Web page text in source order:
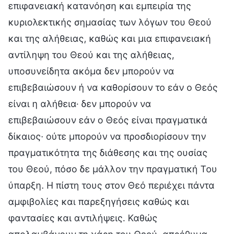
επιφανειακή κατανόηση και εμπειρία της
κυριολεκτικής σημασίας των λόγων του Θεού
και της αλήθειας, καθώς και μια επιφανειακή
αντίληψη του Θεού και της αλήθειας,
υποσυνείδητα ακόμα δεν μπορούν να
επιβεβαιώσουν ή να καθορίσουν το εάν ο Θεός
είναι η αλήθεια· δεν μπορούν να
επιβεβαιώσουν εάν ο Θεός είναι πραγματικά
δίκαιος· ούτε μπορούν να προσδιορίσουν την
πραγματικότητα της διάθεσης και της ουσίας
του Θεού, πόσο δε μάλλον την πραγματική Του
ύπαρξη. Η πίστη τους στον Θεό περιέχει πάντα
αμφιβολίες και παρεξηγήσεις καθώς και
φαντασίες και αντιλήψεις. Καθώς